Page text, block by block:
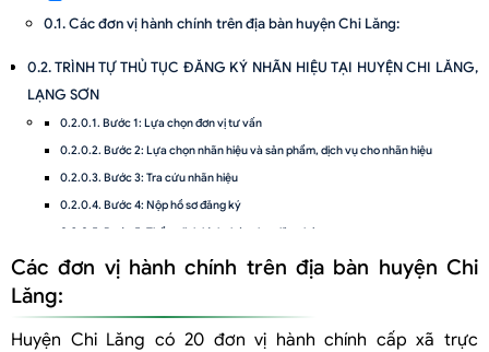
Các đơn vị hành chính trên địa bàn huyện Chi Lăng:
TRÌNH TỰ THỦ TỤC ĐĂNG KÝ NHÃN HIỆU TẠI HUYỆN CHI LĂNG,
LẠNG SƠN
Bước 1: Lựa chọn đơn vị tư vấn
Bước 2: Lựa chọn nhãn hiệu và sản phẩm, dịch vụ cho nhãn hiệu
Bước 3: Tra cứu nhãn hiệu
Bước 4: Nộp hồ sơ đăng ký
Bước 5: Thẩm định hình thức đơn đăng ký
Bước 6: Công bố đơn
Bước 8: Nộp lệ phí cấp văn bằng bảo hộ
Bước 9: Cấp Giấy chứng nhận đăng ký nhãn hiệu
Các đơn vị hành chính trên địa bàn huyện Chi
Lăng:
Huyện Chi Lăng có 20 đơn vị hành chính cấp xã trực